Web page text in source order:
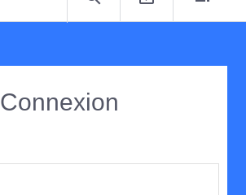
Connexion